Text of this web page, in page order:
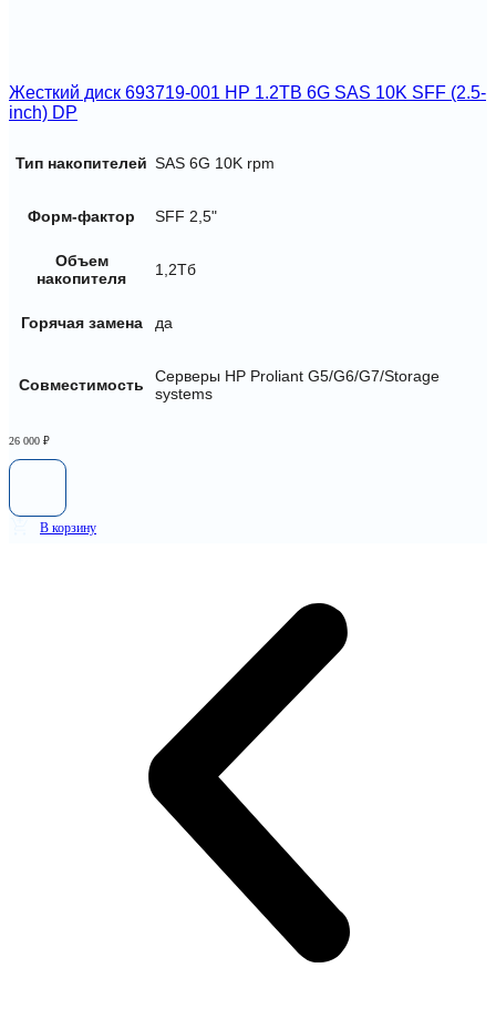
Жесткий диск 693719-001 HP 1.2TB 6G SAS 10K SFF (2.5-
inch) DP
Тип накопителей SAS 6G 10K rpm
Форм-фактор SFF 2,5"
Объем
накопителя
1,2Тб
Горячая замена да
Совместимость
Серверы HP Proliant G5/G6/G7/Storage
systems
26 000 ₽
В корзину